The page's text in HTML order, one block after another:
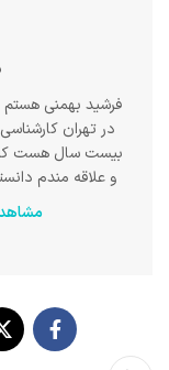
در تهران
بیست سال هست که
و علاقه مندم